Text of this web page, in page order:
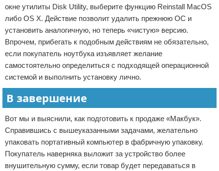
окне утилиты Disk Utility, выберите функцию Reinstall MacOS
либо OS X. Действие позволит удалить прежнюю ОС и
установить аналогичную, но теперь «чистую» версию.
Впрочем, прибегать к подобным действиям не обязательно,
если покупатель ноутбука изъявляет желание
самостоятельно определиться с подходящей операционной
системой и выполнить установку лично.
В завершение
Вот мы и выяснили, как подготовить к продаже «Макбук».
Справившись с вышеуказанными задачами, желательно
упаковать портативный компьютер в фабричную упаковку.
Покупатель наверняка выложит за устройство более
внушительную сумму, если товар будет передаваться в